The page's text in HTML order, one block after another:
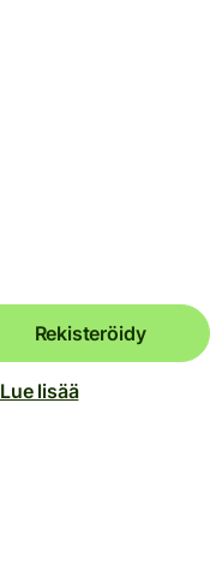
Rekisteröidy
Lue lisää